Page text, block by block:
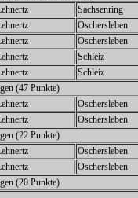
Sachsenring
Oschersleben
Oschersleben
Schleiz
Schleiz
(47 Punkte)
Oschersleben
Oschersleben
(22 Punkte)
Oschersleben
Oschersleben
(20 Punkte)